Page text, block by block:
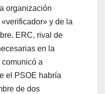
organización
y de la
ERC, rival de
en la
comunicó a
el PSOE habría
de dos